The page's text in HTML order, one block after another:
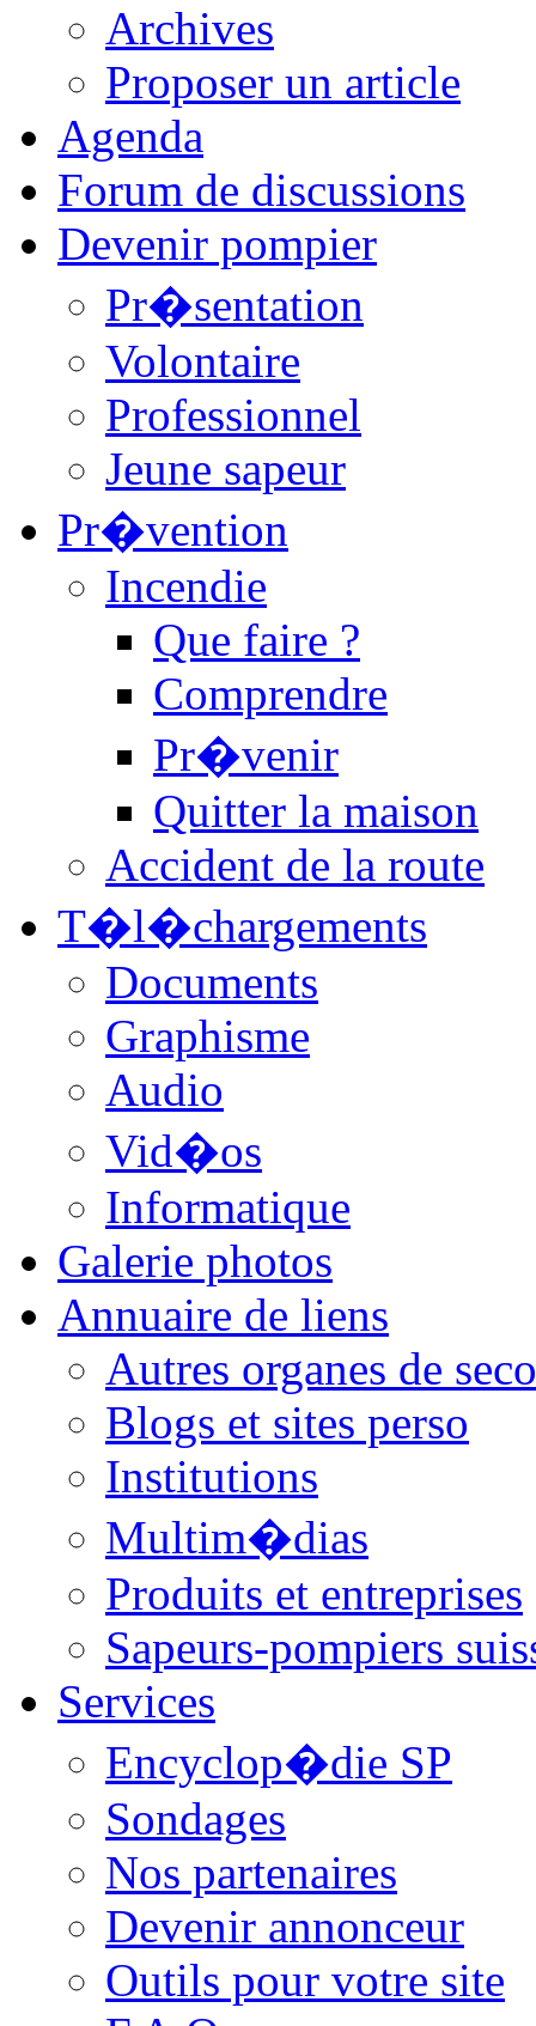
Archives
Proposer un article
Agenda
Forum de discussions
Devenir pompier
Pr�sentation
Volontaire
Professionnel
Jeune sapeur
Pr�vention
Incendie
Que faire ?
Comprendre
Pr�venir
Quitter la maison
Accident de la route
T�l�chargements
Documents
Graphisme
Audio
Vid�os
Informatique
Galerie photos
Annuaire de liens
Autres organes de
Blogs et sites perso
Institutions
Multim�dias
Produits et entreprises
Sapeurs-pompiers
Services
Encyclop�die SP
Sondages
Nos partenaires
Devenir annonceur
Outils pour votre site